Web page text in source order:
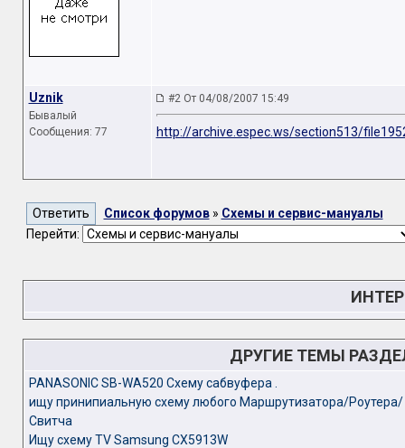
Uznik
Бывалый
Сообщения: 77
#2 От 04/08/2007 15:49
http://archive.espec.ws/section513/
Список форумов» Схемы и сервис-мануалы
Перейти:
ДРУГИЕ ТЕМЫ
PANASONIC SB-WA520 Схему сабвуфера .
ищу принипиальную схему любого Маршрутизатора/Роутера/
Свитча
Ищу схему TV Samsung CX5913W